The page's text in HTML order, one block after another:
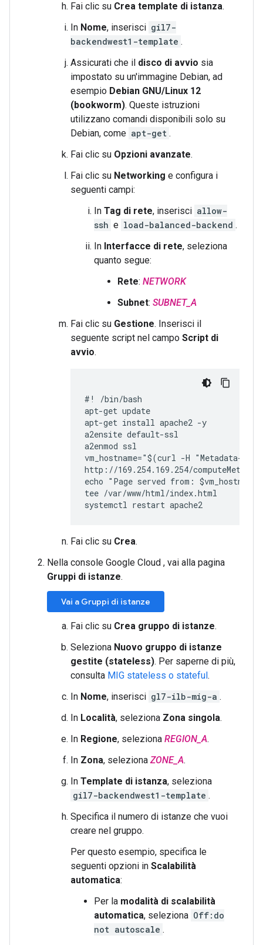
Fai clic su Crea template di istanza.
In Nome, inserisci gil7-
backendwest1-template .
Assicurati che il disco di avvio sia
impostato su un'immagine Debian, ad
esempio Debian GNU/Linux 12
(bookworm). Queste istruzioni
utilizzano comandi disponibili solo su
Debian, come apt-get .
Fai clic su Opzioni avanzate.
Fai clic su Networking e configura i
seguenti campi:
In Tag di rete, inserisci allow-
ssh e load-balanced-backend .
In Interfacce di rete, seleziona
quanto segue:
Rete: NETWORK
Subnet: SUBNET_A
Fai clic su Gestione. Inserisci il
seguente script nel campo Script di
avvio.
#! /bin/bash
apt-get update
apt-get install apache2 -y
a2ensite default-ssl
a2enmod ssl
vm_hostname="$(curl -H "Metadata-
http://169.254.169.254/
echo "Page served from:
tee /var/www/html/index.html
Fai clic su Crea.
Nella console Google Cloud , vai alla pagina
Gruppi di istanze.
Vai a Gruppi di istanze
Fai clic su Crea gruppo di istanze.
Seleziona Nuovo gruppo di istanze
gestite (stateless). Per saperne di più,
consulta MIG stateless o stateful.
In Nome, inserisci gl7-ilb-mig-a .
In Località, seleziona Zona singola.
In Regione, seleziona REGION_A.
In Zona, selezionaZONE_A.
In Template di istanza, seleziona
gil7-backendwest1-template .
Specifica il numero di istanze che vuoi
creare nel gruppo.
Per questo esempio, specifica le
seguenti opzioni in Scalabilità
automatica:
Per la modalità di scalabilità
automatica, seleziona Off:do
not autoscale .